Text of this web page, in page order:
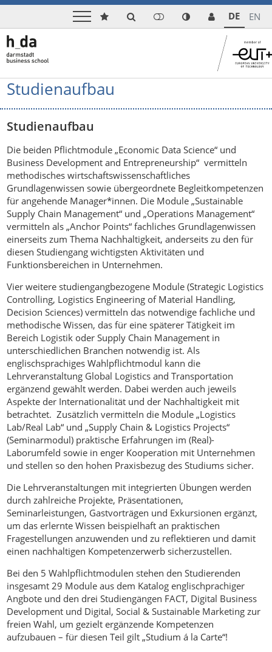
DE EN
Studienaufbau
Studienaufbau
Die beiden Pflichtmodule „Economic Data Science“ und
Business Development and Entrepreneurship“ vermitteln
methodisches wirtschaftswissenschaftliches
Grundlagenwissen sowie übergeordnete Begleitkompetenzen
für angehende Manager*innen. Die Module „Sustainable
Supply Chain Management“ und „Operations Management“
vermitteln als „Anchor Points“ fachliches Grundlagenwissen
einerseits zum Thema Nachhaltigkeit, anderseits zu den für
diesen Studiengang wichtigsten Aktivitäten und
Funktionsbereichen in Unternehmen.
Vier weitere studiengangbezogene Module (Strategic Logistics
Controlling, Logistics Engineering of Material Handling,
Decision Sciences) vermitteln das notwendige fachliche und
methodische Wissen, das für eine späterer Tätigkeit im
Bereich Logistik oder Supply Chain Management in
unterschiedlichen Branchen notwendig ist. Als
englischsprachiges Wahlpflichtmodul kann die
Lehrveranstaltung Global Logistics and Transportation
ergänzend gewählt werden. Dabei werden auch jeweils
Aspekte der Internationalität und der Nachhaltigkeit mit
betrachtet. Zusätzlich vermitteln die Module „Logistics
Lab/Real Lab“ und „Supply Chain & Logistics Projects“
(Seminarmodul) praktische Erfahrungen im (Real)-
Laborumfeld sowie in enger Kooperation mit Unternehmen
und stellen so den hohen Praxisbezug des Studiums sicher.
Die Lehrveranstaltungen mit integrierten Übungen werden
durch zahlreiche Projekte, Präsentationen,
Seminarleistungen, Gastvorträgen und Exkursionen ergänzt,
um das erlernte Wissen beispielhaft an praktischen
Fragestellungen anzuwenden und zu reflektieren und damit
einen nachhaltigen Kompetenzerwerb sicherzustellen.
Bei den 5 Wahlpflichtmodulen stehen den Studierenden
insgesamt 29 Module aus dem Katalog englischprachiger
Angbote und den drei Studiengängen FACT, Digital Business
Development und Digital, Social & Sustainable Marketing zur
freien Wahl, um gezielt ergänzende Kompetenzen
aufzubauen – für diesen Teil gilt „Studium á la Carte“!